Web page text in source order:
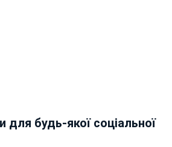
для будь-якої соціальної